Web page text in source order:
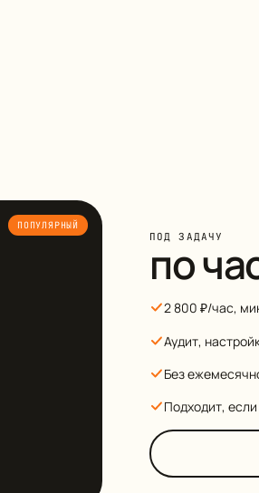
ПОПУЛЯРНЫЙ
ПОД ЗАДАЧУ
по
2 800 ₽/час,
Аудит,
Без
Подходит,